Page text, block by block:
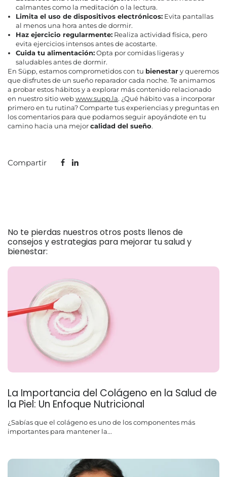
calmantes como la meditación o la lectura.
Limita el uso de dispositivos electrónicos:Evita pantallas
al menos una hora antes de dormir.
Haz ejercicio regularmente:Realiza actividad física, pero
evita ejercicios intensos antes de acostarte.
Cuida tu alimentación:Opta por comidas ligeras y
saludables antes de dormir.
En Süpp, estamos comprometidos con tu bienestary queremos
que disfrutes de un sueño reparador cada noche. Te animamos
a probar estos hábitos y a explorar más contenido relacionado
en nuestro sitio webwww.supp.la. ¿Qué hábito vas a incorporar
primero en tu rutina? Comparte tus experiencias y preguntas en
los comentarios para que podamos seguir apoyándote en tu
camino hacia una mejorcalidad del sueño.
Compartir
No te pierdas nuestros otros posts llenos de
consejos y estrategias para mejorar tu salud y
bienestar:
La Importancia del Colágeno en la Salud de
la Piel: Un Enfoque Nutricional
¿Sabías que el colágeno es uno de los componentes más
importantes para mantener la...